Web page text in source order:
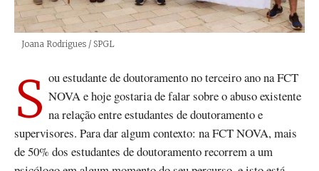
Créditos
Joana Rodrigues / SPGL
Sou estudante de doutoramento no terceiro ano na FCT NOVA e hoje gostaria de falar sobre o abuso existente
na relação entre estudantes de doutoramento e
supervisores. Para dar algum contexto: na FCT NOVA, mais
de 50% dos estudantes de doutoramento recorrem a um